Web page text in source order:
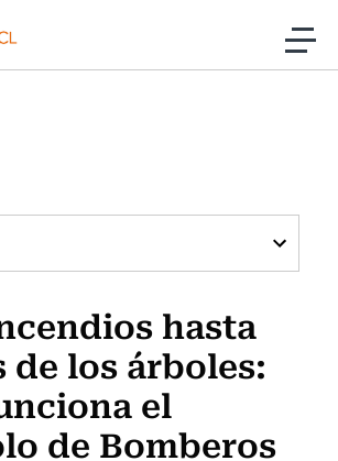
al contenido
y TV Usach
hasta
los árboles:
el
de Bomberos